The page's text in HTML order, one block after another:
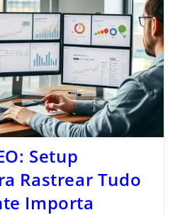
Setup
Rastrear Tudo
Importa